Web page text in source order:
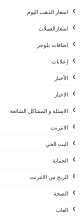
اسعار الذهب اليوم
اسعارالعملات
اضافات بلوجر
إعلانات
الأخبار
الاخبار
الاسئلة و المشاكل الشائعة
الانترنت
البث الحي
الحماية
الربح من الانترنت
الصحة
العاب